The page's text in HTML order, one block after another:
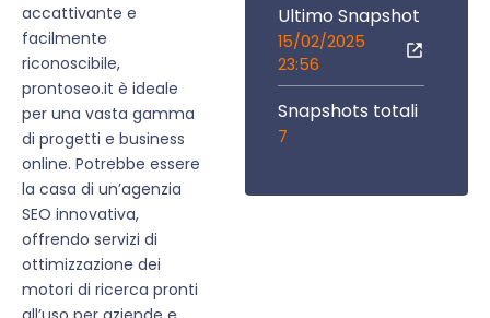
accattivante e
facilmente
riconoscibile,
prontoseo.it è ideale
per una vasta gamma
di progetti e business
online. Potrebbe essere
la casa di un’agenzia
SEO innovativa,
offrendo servizi di
ottimizzazione dei
motori di ricerca pronti
Ultimo Snapshot
15/02/2025
23:56
Snapshots totali
7